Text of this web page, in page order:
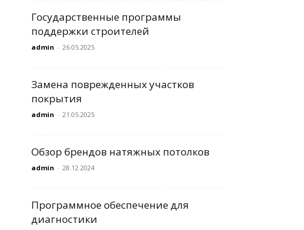
Государственные программы
поддержки строителей
admin - 26.05.2025
Замена поврежденных участков
покрытия
admin - 21.05.2025
Обзор брендов натяжных потолков
admin - 28.12.2024
Программное обеспечение для
диагностики